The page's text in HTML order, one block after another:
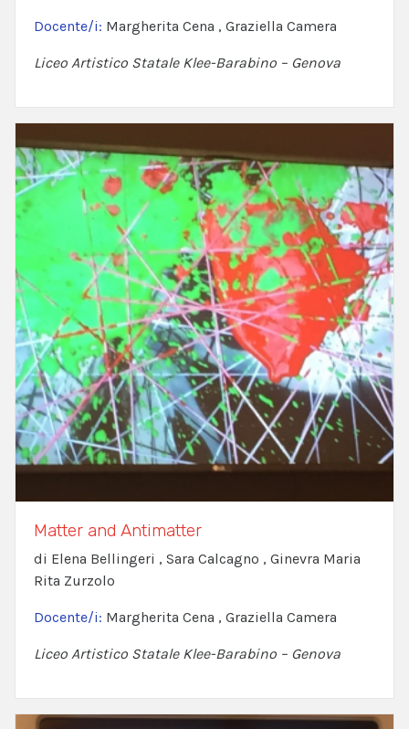
Docente/i: Margherita Cena , Graziella Camera
Liceo Artistico Statale Klee-Barabino – Genova
Matter and Antimatter
di Elena Bellingeri , Sara Calcagno , Ginevra Maria
Rita Zurzolo
Docente/i: Margherita Cena , Graziella Camera
Liceo Artistico Statale Klee-Barabino – Genova